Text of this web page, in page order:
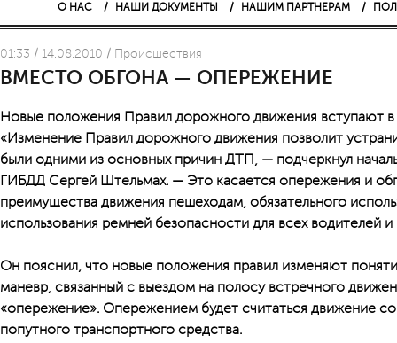
О НАС НАШИ ДОКУМЕНТЫ НАШИМ ПАРТНЕРАМ
01:33 / 14.08.2010 / Проиcшествия
ВМЕСТО ОБГОНА — ОПЕРЕЖЕНИЕ
Новые положения Правил дорожного движения вступают в
«Изменение Правил дорожного движения позволит
были одними из основных причин ДТП, — подчеркнул
ГИБДД Сергей Штельмах. — Это касается опережения и
преимущества движения пешеходам, обязательного
использования ремней безопасности для всех водителей
Он пояснил, что новые положения правил изменяют
маневр, связанный с выездом на полосу встречного
«опережение». Опережением будет считаться движение
попутного транспортного средства.